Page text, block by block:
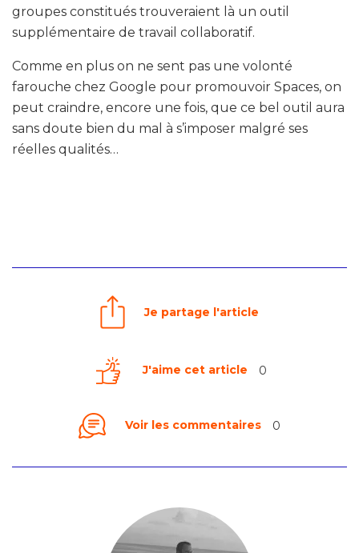
groupes constitués trouveraient là un outil
supplémentaire de travail collaboratif.
Comme en plus on ne sent pas une volonté
farouche chez Google pour promouvoir Spaces, on
peut craindre, encore une fois, que ce bel outil aura
sans doute bien du mal à s’imposer malgré ses
réelles qualités…
Je partage l'article
J'aime cet article 0
Voir les commentaires 0